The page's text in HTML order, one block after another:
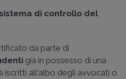
di controllo del
da parte di
già in possesso di una
iscritti all'albo degli avvocati o